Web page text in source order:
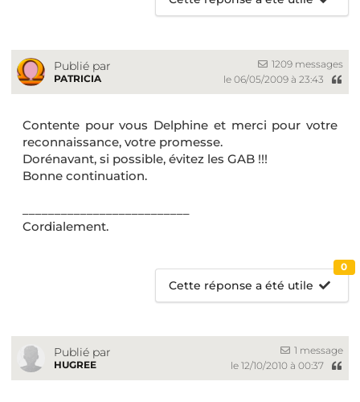
Publié par
PATRICIA
1209 messages
le 06/05/2009 à 23:43
Contente pour vous Delphine et merci pour votre
reconnaissance, votre promesse.
Dorénavant, si possible, évitez les GAB !!!
Bonne continuation.
Cordialement.
Cette réponse a été utile
0
Publié par
HUGREE
1 message
le 12/10/2010 à 00:37